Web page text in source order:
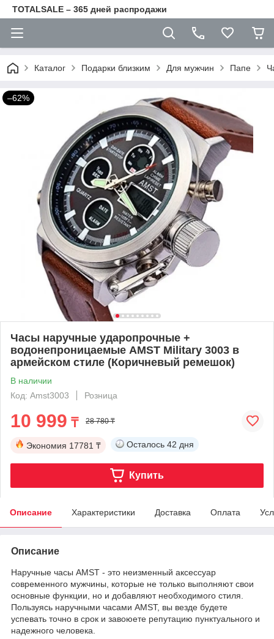
TOTALSALE – 365 дней распродажи
Каталог Подарки близким Для мужчин Папе
–62%
Часы наручные ударопрочные +
водонепроницаемые AMST Military 3003 в
армейском стиле (Коричневый ремешок)
В наличии
Код: Amst3003
Розница
10 999 ₸ 28 780 ₸
Экономия 17781 ₸ Осталось 42 дня
Купить
Описание Характеристики Доставка Оплата
Описание
Наручные часы AMST - это неизменный аксессуар
современного мужчины, которые не только выполняют свои
основные функции, но и добавляют необходимого стиля.
Пользуясь наручными часами AMST, вы везде будете
успевать точно в срок и завоюете репутацию пунктуального и
надежного человека.